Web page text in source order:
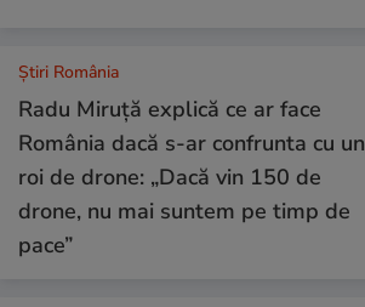
Știri România
Radu Miruță explică ce ar face
România dacă s-ar confrunta cu un
roi de drone: „Dacă vin 150 de
drone, nu mai suntem pe timp de
pace”